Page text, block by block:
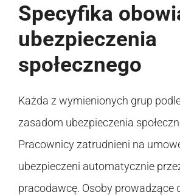
Specyfika
ubezpieczenia
społecznego
Każda z wymienionych grup
zasadom ubezpieczenia
Pracownicy zatrudnieni na
ubezpieczeni automatycznie
pracodawcę. Osoby prowadzące